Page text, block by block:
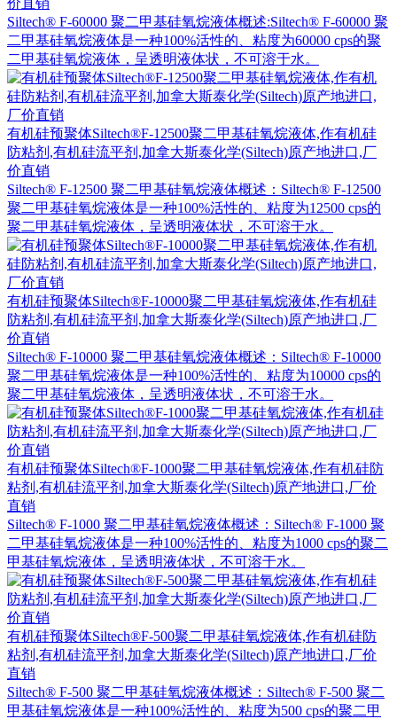
Siltech® F-60000 聚二甲基硅氧烷液体概述:Siltech® F-60000 聚
二甲基硅氧烷液体是一种100%活性的、粘度为60000 cps的聚
二甲基硅氧烷液体，呈透明液体状，不可溶于水。
有机硅预聚体Siltech®F-12500聚二甲基硅氧烷液体,作有机硅
防粘剂,有机硅流平剂,加拿大斯泰化学(Siltech)原产地进口,厂
价直销
Siltech® F-12500 聚二甲基硅氧烷液体概述：Siltech® F-12500
聚二甲基硅氧烷液体是一种100%活性的、粘度为12500 cps的
聚二甲基硅氧烷液体，呈透明液体状，不可溶于水。
有机硅预聚体Siltech®F-10000聚二甲基硅氧烷液体,作有机硅
防粘剂,有机硅流平剂,加拿大斯泰化学(Siltech)原产地进口,厂
价直销
Siltech® F-10000 聚二甲基硅氧烷液体概述：Siltech® F-10000
聚二甲基硅氧烷液体是一种100%活性的、粘度为10000 cps的
聚二甲基硅氧烷液体，呈透明液体状，不可溶于水。
有机硅预聚体Siltech®F-1000聚二甲基硅氧烷液体,作有机硅防
粘剂,有机硅流平剂,加拿大斯泰化学(Siltech)原产地进口,厂价
直销
Siltech® F-1000 聚二甲基硅氧烷液体概述：Siltech® F-1000 聚
二甲基硅氧烷液体是一种100%活性的、粘度为1000 cps的聚二
甲基硅氧烷液体，呈透明液体状，不可溶于水。
有机硅预聚体Siltech®F-500聚二甲基硅氧烷液体,作有机硅防
粘剂,有机硅流平剂,加拿大斯泰化学(Siltech)原产地进口,厂价
直销
Siltech® F-500 聚二甲基硅氧烷液体概述：Siltech® F-500 聚二
甲基硅氧烷液体是一种100%活性的、粘度为500 cps的聚二甲